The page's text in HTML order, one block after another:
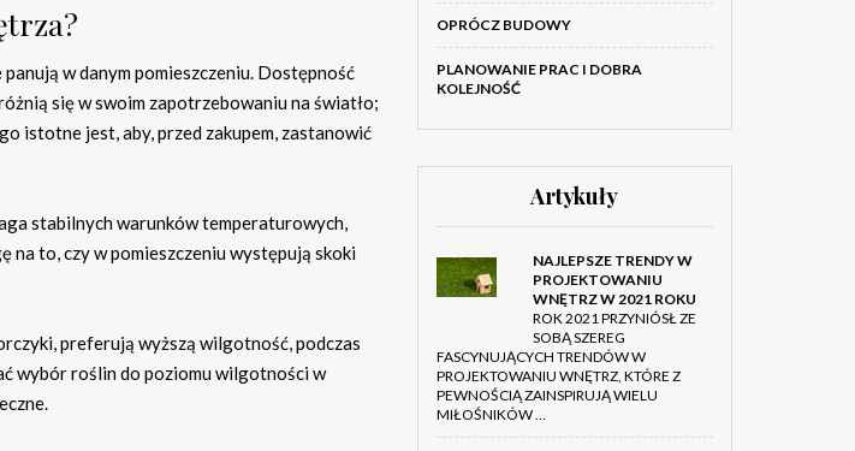
w danym pomieszczeniu. Dostępność
się w swoim zapotrzebowaniu na światło;
istotne jest, aby, przed zakupem, zastanowić
stabilnych warunków temperaturowych,
to, czy w pomieszczeniu występują skoki
preferują wyższą wilgotność, podczas
wybór roślin do poziomu wilgotności w
OPRÓCZ BUDOWY
PLANOWANIE PRAC I DOBRA
KOLEJNOŚĆ
Artykuły
NAJLEPSZE TRENDY W
PROJEKTOWANIU
WNĘTRZ W 2021 ROKU
ROK 2021 PRZYNIÓSŁ ZE
SOBĄ SZEREG
FASCYNUJĄCYCH TRENDÓW W
PROJEKTOWANIU WNĘTRZ, KTÓRE Z
PEWNOŚCIĄ ZAINSPIRUJĄ WIELU
MIŁOŚNIKÓW …